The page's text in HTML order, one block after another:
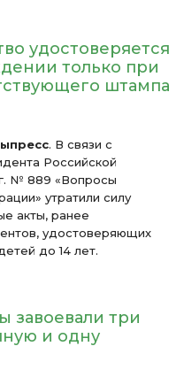
удостоверяется
только при
штампа
. В связи с
Российской
№ 889 «Вопросы
утратили силу
акты, ранее
удостоверяющих
до 14 лет.
завоевали три
и одну